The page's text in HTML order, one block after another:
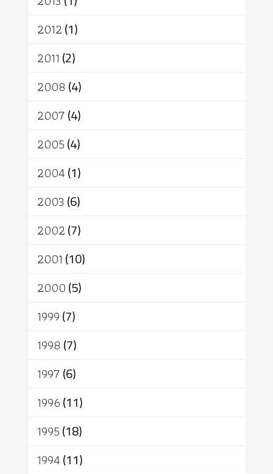
2012(1)
2011 (2)
2008 (4)
2007(4)
2005(4)
2004(1)
2003 (6)
2002(7)
2001 (10)
2000(5)
1999(7)
1998 (7)
1997(6)
1996(11)
1995(18)
1994(11)